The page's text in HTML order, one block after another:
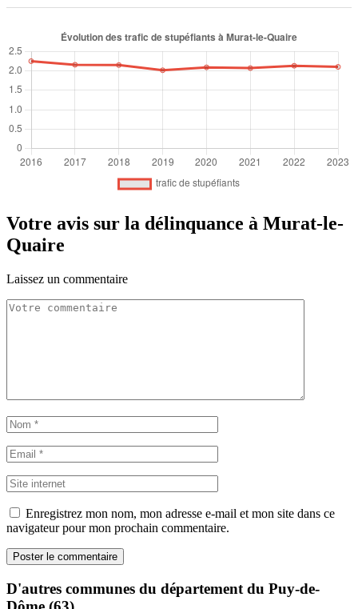
Votre avis sur la délinquance à Murat-le-
Quaire
Laissez un commentaire
Enregistrez mon nom, mon adresse e-mail et mon site dans ce
navigateur pour mon prochain commentaire.
D'autres communes du département du Puy-de-